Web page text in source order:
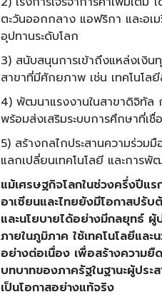
ตะวันออกกลาง แอฟริกา และอเ
อุปทานระดับโลก
3) สนับสนุนการเข้าถึงแหล่งเงิน
สาขาที่มีศักยภาพ เช่น เทคโนโล
4) พัฒนาแรงงานในสาขาดิจิทัล
พร้อมส่งเสริมระบบการศึกษาที่เ
5) สร้างกลไกประสานความร่ว
แลกเปลี่ยนเทคโนโลยี และการ
แม้เศรษฐกิจโลกในช่วงครึ่งปีแ
อาเซียนและไทยยังมีโอกาสปรับ
และนโยบายได้อย่างมีกลยุทธ์ ผู้
ภายในภูมิภาค ใช้เทคโนโลยีแล
อย่างต่อเนื่อง เพื่อสร้างความยื
บทบาทของภาครัฐในฐานะผู้ปร
เป็นโอกาสอย่างแท้จริง